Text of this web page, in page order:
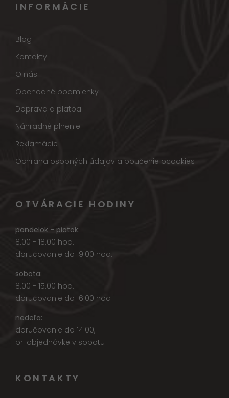
INFORMÁCIE
Blog
Kontakty
O nás
Obchodné podmienky
Doprava a platba
Náhradné plnenie
Reklamácie
Ochrana osobných údajov a poučenie ocookies
OTVÁRACIE HODINY
pondelok - piatok:
8.00 - 18.00 hod.
doručovanie do 19.00 hod.
sobota:
8.00 - 15.00 hod.
doručovanie do 16.00 hod
nedeľa:
doručovanie do 14.00,
pri objednávke v sobotu
KONTAKTY